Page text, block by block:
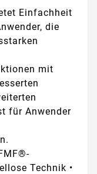
Einfachheit
die
mit
für Anwender
Technik •